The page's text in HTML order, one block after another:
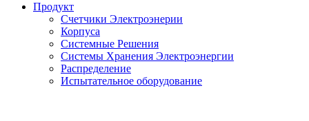
Продукт
Счетчики Электроэнерии
Корпуса
Системные Pешения
Системы Хранения Электроэнергии
Распределение
Испытательное оборудование